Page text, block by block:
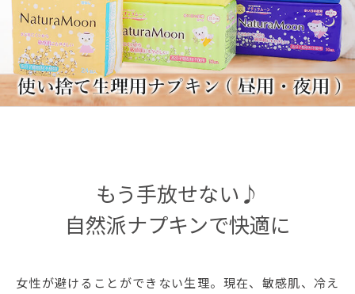
もう手放せない♪
自然派ナプキンで快適に
女性が避けることができない生理。現在、敏感肌、冷え